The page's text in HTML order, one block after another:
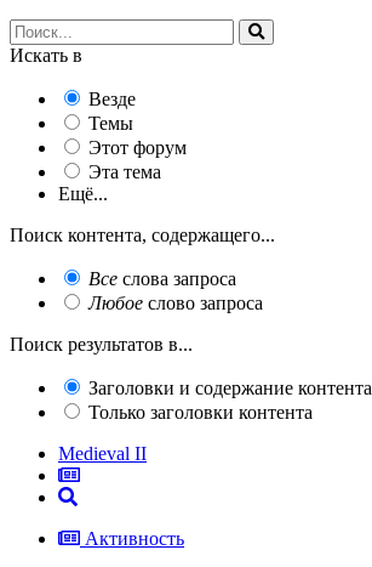
Искать в
Везде
Темы
Этот форум
Эта тема
Ещё...
Поиск контента, содержащего...
Все слова запроса
Любое слово запроса
Поиск результатов в...
Заголовки и содержание контента
Только заголовки контента
Medieval II
Активность